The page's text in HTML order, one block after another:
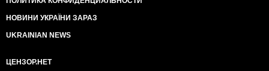
НОВИНИ УКРАЇНИ ЗАРАЗ
UKRAINIAN NEWS
ЦЕНЗОР.НЕТ